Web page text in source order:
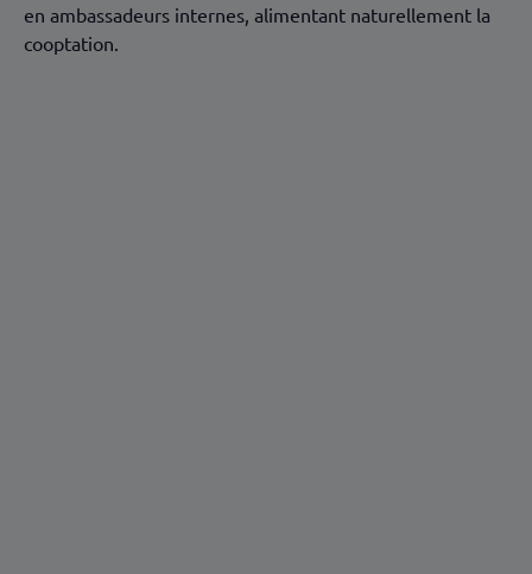
en ambassadeurs internes, alimentant naturellement la
cooptation.